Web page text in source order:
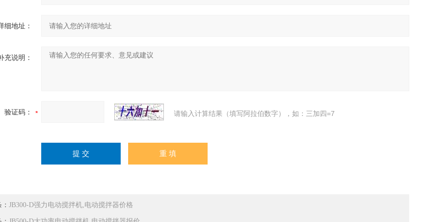
细地址：
充说明：
验证码： 请输入计算结果（填写阿拉伯数字），如：三加四=7
JB300-D强力电动搅拌机,电动搅拌器价格